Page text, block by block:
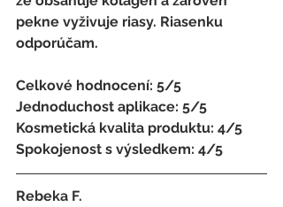
pekne vyživuje riasy. Riasenku
odporúčam.
Celkové hodnocení: 5/5
Jednoduchost aplikace: 5/5
Kosmetická kvalita produktu: 4/5
Spokojenost s výsledkem: 4/5
Rebeka F.